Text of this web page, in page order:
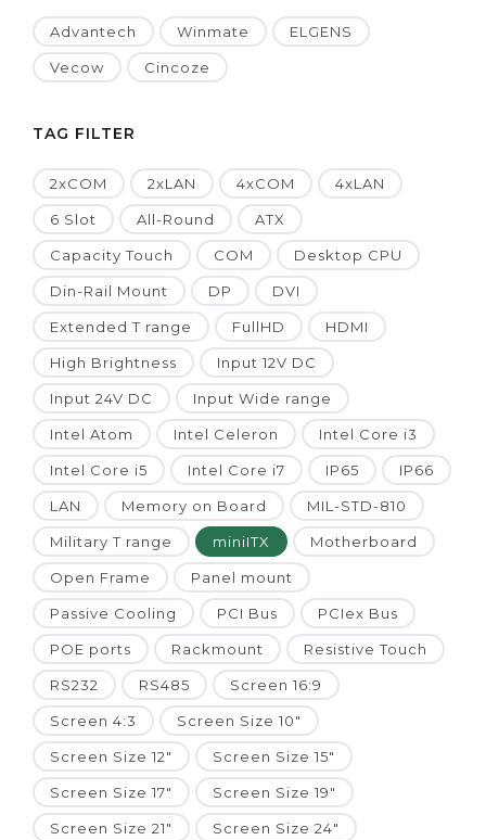
Advantech Winmate ELGENS
Vecow Cincoze
TAG FILTER
2xCOM 2xLAN 4xCOM 4xLAN
6 Slot All-Round ATX
Capacity Touch COM Desktop CPU
Din-Rail Mount DP DVI
Extended T range FullHD HDMI
High Brightness Input 12V DC
Input 24V DC Input Wide range
Intel Atom Intel Celeron Intel Core i3
Intel Core i5 Intel Core i7 IP65 IP66
LAN Memory on Board MIL-STD-810
Military T range miniITX Motherboard
Open Frame Panel mount
Passive Cooling PCI Bus PCIex Bus
POE ports Rackmount Resistive Touch
RS232 RS485 Screen 16:9
Screen 4:3 Screen Size 10"
Screen Size 12" Screen Size 15"
Screen Size 17" Screen Size 19"
Screen Size 21" Screen Size 24"